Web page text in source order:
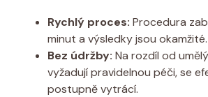
Rychlý proces: Procedura
minut a výsledky jsou okamžité.
Bez údržby: Na rozdíl od
vyžadují pravidelnou péči, se
postupně vytrácí.